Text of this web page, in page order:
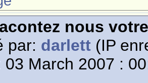
nous
par: darlett (IP
03 March 2007 :